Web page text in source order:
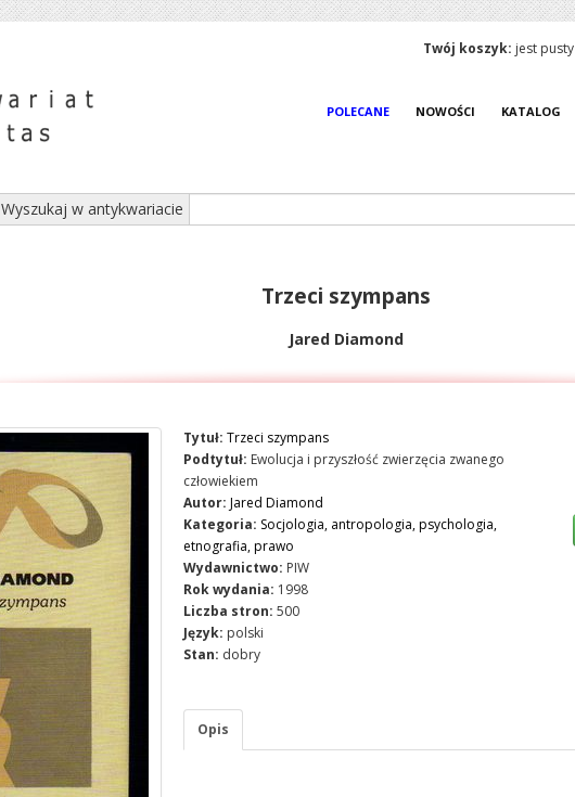
Twój koszyk: jest pusty
POLECANE NOWOŚCI KATALOG
Wyszukaj w antykwariacie
Trzeci szympans
Jared Diamond
Tytuł: Trzeci szympans
Podtytuł: Ewolucja i przyszłość zwierzęcia zwanego
człowiekiem
Autor: Jared Diamond
Kategoria: Socjologia, antropologia, psychologia,
etnografia, prawo
Wydawnictwo: PIW
Rok wydania: 1998
Liczba stron: 500
Język: polski
Stan: dobry
Opis